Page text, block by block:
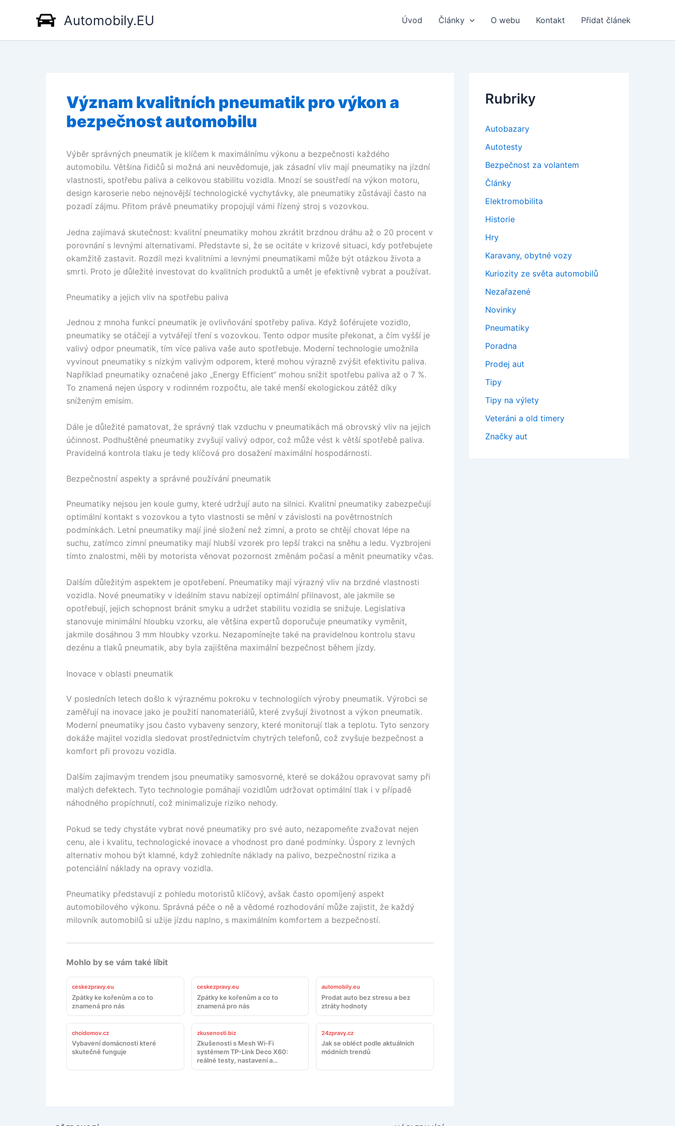
Automobily.EU Úvod Články O webu Kontakt Přidat článek
Význam kvalitních pneumatik pro výkon a
bezpečnost automobilu
Výběr správných pneumatik je klíčem k maximálnímu výkonu a bezpečnosti každého
automobilu. Většina řidičů si možná ani neuvědomuje, jak zásadní vliv mají pneumatiky na jízdní
vlastnosti, spotřebu paliva a celkovou stabilitu vozidla. Mnozí se soustředí na výkon motoru,
design karoserie nebo nejnovější technologické vychytávky, ale pneumatiky zůstávají často na
pozadí zájmu. Přitom právě pneumatiky propojují vámi řízený stroj s vozovkou.
Jedna zajímavá skutečnost: kvalitní pneumatiky mohou zkrátit brzdnou dráhu až o 20 procent v
porovnání s levnými alternativami. Představte si, že se ocitáte v krizové situaci, kdy potřebujete
okamžitě zastavit. Rozdíl mezi kvalitními a levnými pneumatikami může být otázkou života a
smrti. Proto je důležité investovat do kvalitních produktů a umět je efektivně vybrat a používat.
Pneumatiky a jejich vliv na spotřebu paliva
Jednou z mnoha funkcí pneumatik je ovlivňování spotřeby paliva. Když šoférujete vozidlo,
pneumatiky se otáčejí a vytvářejí tření s vozovkou. Tento odpor musíte překonat, a čím vyšší je
valivý odpor pneumatik, tím více paliva vaše auto spotřebuje. Moderní technologie umožnila
vyvinout pneumatiky s nízkým valivým odporem, které mohou výrazně zvýšit efektivitu paliva.
Například pneumatiky označené jako „Energy Efficient“ mohou snížit spotřebu paliva až o 7 %.
To znamená nejen úspory v rodinném rozpočtu, ale také menší ekologickou zátěž díky
sníženým emisím.
Dále je důležité pamatovat, že správný tlak vzduchu v pneumatikách má obrovský vliv na jejich
účinnost. Podhuštěné pneumatiky zvyšují valivý odpor, což může vést k větší spotřebě paliva.
Pravidelná kontrola tlaku je tedy klíčová pro dosažení maximální hospodárnosti.
Bezpečnostní aspekty a správné používání pneumatik
Pneumatiky nejsou jen koule gumy, které udržují auto na silnici. Kvalitní pneumatiky zabezpečují
optimální kontakt s vozovkou a tyto vlastnosti se mění v závislosti na povětrnostních
podmínkách. Letní pneumatiky mají jiné složení než zimní, a proto se chtějí chovat lépe na
suchu, zatímco zimní pneumatiky mají hlubší vzorek pro lepší trakci na sněhu a ledu. Vyzbrojeni
tímto znalostmi, měli by motorista věnovat pozornost změnám počasí a měnit pneumatiky včas.
Dalším důležitým aspektem je opotřebení. Pneumatiky mají výrazný vliv na brzdné vlastnosti
vozidla. Nové pneumatiky v ideálním stavu nabízejí optimální přilnavost, ale jakmile se
opotřebují, jejich schopnost bránit smyku a udržet stabilitu vozidla se snižuje. Legislativa
stanovuje minimální hloubku vzorku, ale většina expertů doporučuje pneumatiky vyměnit,
jakmile dosáhnou 3 mm hloubky vzorku. Nezapomínejte také na pravidelnou kontrolu stavu
dezénu a tlaků pneumatik, aby byla zajištěna maximální bezpečnost během jízdy.
Inovace v oblasti pneumatik
V posledních letech došlo k výraznému pokroku v technologiích výroby pneumatik. Výrobci se
zaměřují na inovace jako je použití nanomateriálů, které zvyšují životnost a výkon pneumatik.
Moderní pneumatiky jsou často vybaveny senzory, které monitorují tlak a teplotu. Tyto senzory
dokáže majitel vozidla sledovat prostřednictvím chytrých telefonů, což zvyšuje bezpečnost a
komfort při provozu vozidla.
Dalším zajímavým trendem jsou pneumatiky samosvorné, které se dokážou opravovat samy při
malých defektech. Tyto technologie pomáhají vozidlům udržovat optimální tlak i v případě
náhodného propíchnutí, což minimalizuje riziko nehody.
Pokud se tedy chystáte vybrat nové pneumatiky pro své auto, nezapomeňte zvažovat nejen
cenu, ale i kvalitu, technologické inovace a vhodnost pro dané podmínky. Úspory z levných
alternativ mohou být klamné, když zohledníte náklady na palivo, bezpečnostní rizika a
potenciální náklady na opravy vozidla.
Pneumatiky představují z pohledu motoristů klíčový, avšak často opomíjený aspekt
automobilového výkonu. Správná péče o ně a vědomé rozhodování může zajistit, že každý
milovník automobilů si užije jízdu naplno, s maximálním komfortem a bezpečností.
Mohlo by se vám také líbit
ceskezpravy.eu
Zpátky ke kořenům a co to
znamená pro nás
ceskezpravy.eu
Zpátky ke kořenům a co to
znamená pro nás
automobily.eu
Prodat auto bez stresu a bez
ztráty hodnoty
chcidomov.cz
Vybavení domácnosti které
skutečně funguje
zkusenosti.biz
Zkušenosti s Mesh Wi-Fi
systémem TP-Link Deco X60:
reálné testy, nastavení a
doporučení
24zpravy.cz
Jak se obléct podle aktuálních
módních trendů
Rubriky
Autobazary
Autotesty
Bezpečnost za volantem
Články
Elektromobilita
Historie
Hry
Karavany, obytné vozy
Kuriozity ze světa automobilů
Nezařazené
Novinky
Pneumatiky
Poradna
Prodej aut
Tipy
Tipy na výlety
Veteráni a old timery
Značky aut